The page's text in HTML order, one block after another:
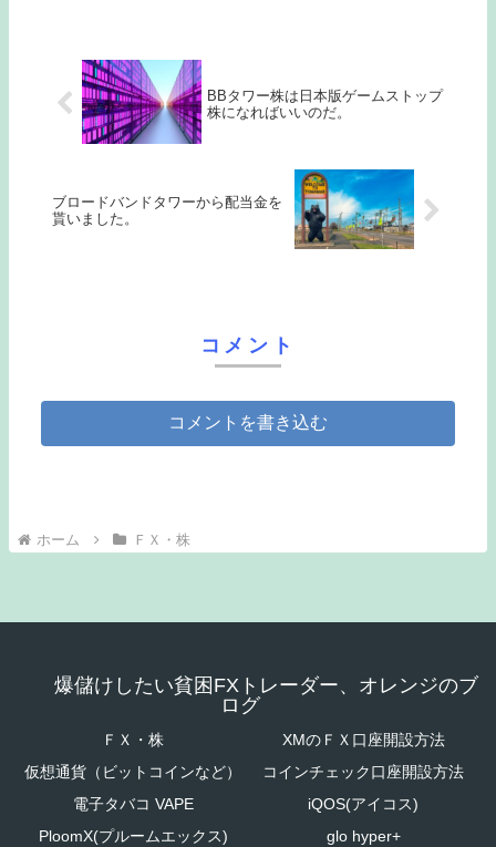
BBタワー株は日本版ゲームストップ
株になればいいのだ。
ブロードバンドタワーから配当金を
貰いました。
コメント
コメントを書き込む
ホーム ＦＸ・株
爆儲けしたい貧困FXトレーダー、オレンジのブ
ログ
ＦＸ・株
XMのＦＸ口座開設方法
仮想通貨（ビットコインなど）
コインチェック口座開設方法
電子タバコ VAPE
iQOS(アイコス)
PloomX(プルームエックス)
glo hyper+